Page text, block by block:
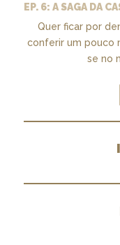
Quer ficar por
conferir um pouco
se no